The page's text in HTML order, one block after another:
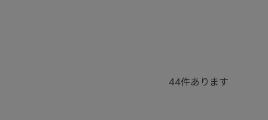
44件あります